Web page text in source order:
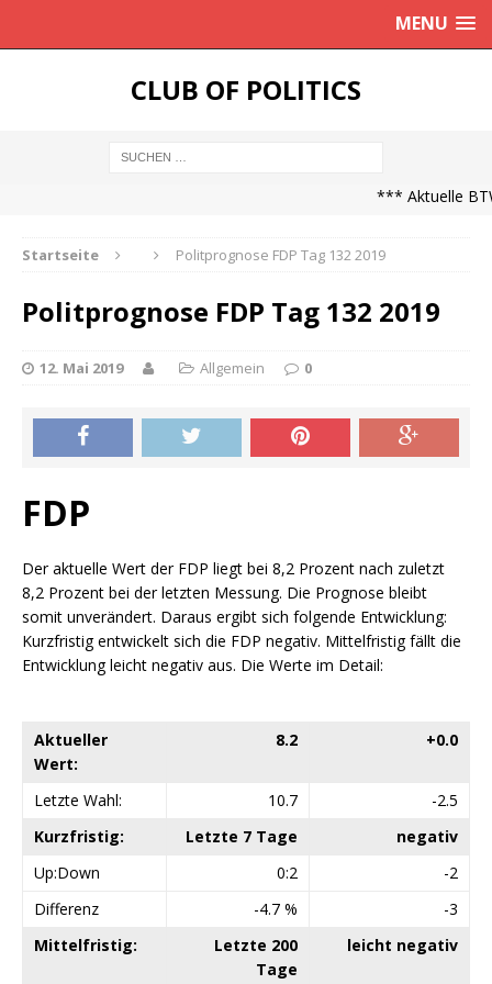
MENU
CLUB OF POLITICS
*** Aktuelle
Startseite Politprognose FDP Tag 132 2019
Politprognose FDP Tag 132 2019
12. Mai 2019 Allgemein 0
FDP
Der aktuelle Wert der FDP liegt bei 8,2 Prozent nach zuletzt
8,2 Prozent bei der letzten Messung. Die Prognose bleibt
somit unverändert. Daraus ergibt sich folgende Entwicklung:
Kurzfristig entwickelt sich die FDP negativ. Mittelfristig fällt die
Entwicklung leicht negativ aus. Die Werte im Detail:
Aktueller
Wert:
8.2 +0.0
Letzte Wahl: 10.7
-2.5
Kurzfristig:
Letzte 7 Tage
negativ
Up:Down
0:2
-2
Differenz
-4.7 %
-3
Mittelfristig:
Letzte 200
Tage
leicht negativ